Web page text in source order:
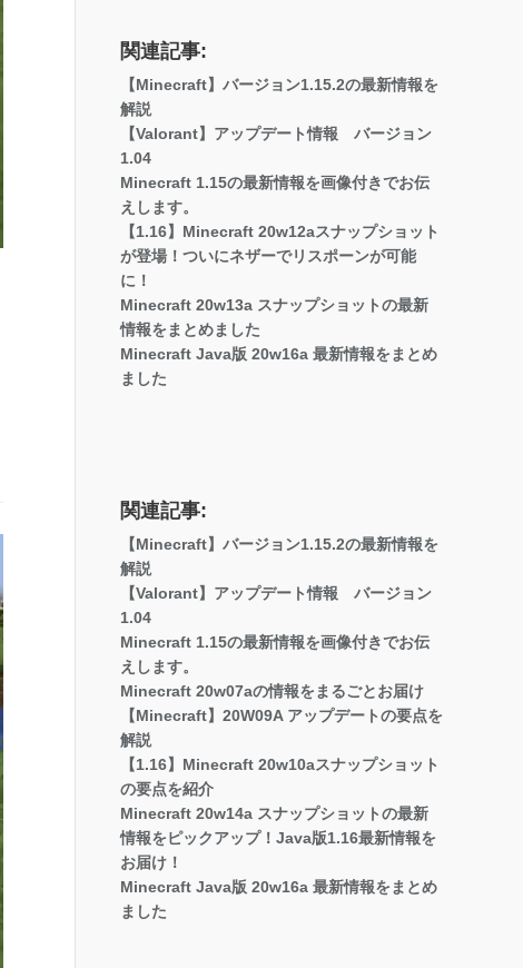
関連記事:
【Minecraft】バージョン1.15.2の最新情報を
解説
【Valorant】アップデート情報 バージョン
1.04
Minecraft 1.15の最新情報を画像付きでお伝
えします。
【1.16】Minecraft 20w12aスナップショット
が登場！ついにネザーでリスポーンが可能
に！
Minecraft 20w13a スナップショットの最新
情報をまとめました
Minecraft Java版 20w16a 最新情報をまとめ
ました
関連記事:
【Minecraft】バージョン1.15.2の最新情報を
解説
【Valorant】アップデート情報 バージョン
1.04
Minecraft 1.15の最新情報を画像付きでお伝
えします。
Minecraft 20w07aの情報をまるごとお届け
【Minecraft】20W09A アップデートの要点を
解説
【1.16】Minecraft 20w10aスナップショット
の要点を紹介
Minecraft 20w14a スナップショットの最新
情報をピックアップ！Java版1.16最新情報を
お届け！
Minecraft Java版 20w16a 最新情報をまとめ
ました